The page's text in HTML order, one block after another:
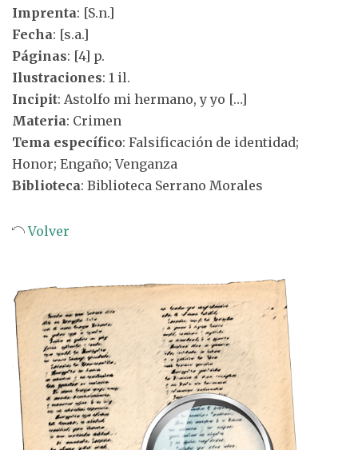
Imprenta: [S.n.]
Fecha: [s.a.]
Páginas: [4] p.
Ilustraciones: 1 il.
Incipit: Astolfo mi hermano, y yo […]
Materia: Crimen
Tema específico: Falsificación de identidad;
Honor; Engaño; Venganza
Biblioteca: Biblioteca Serrano Morales
Volver